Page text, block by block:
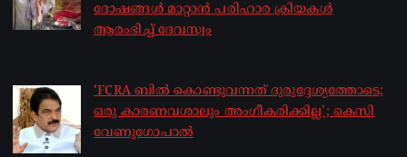
ദോഷങ്ങൾ മാറ്റാൻ പരിഹാര ക്രിയകൾ
ആരംഭിച്ച് ദേവസ്വം
‘FCRA ബിൽ കൊണ്ടുവന്നത് ദുരുദ്ദേശ്യത്തോടെ;
ഒരു കാരണവശാലും അം​ഗീകരിക്കില്ല’; കെസി
വേണു​ഗോപാൽ